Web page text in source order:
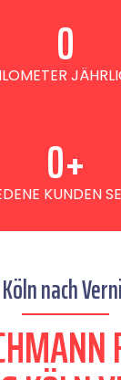
0
KUNDEN
0+
nach